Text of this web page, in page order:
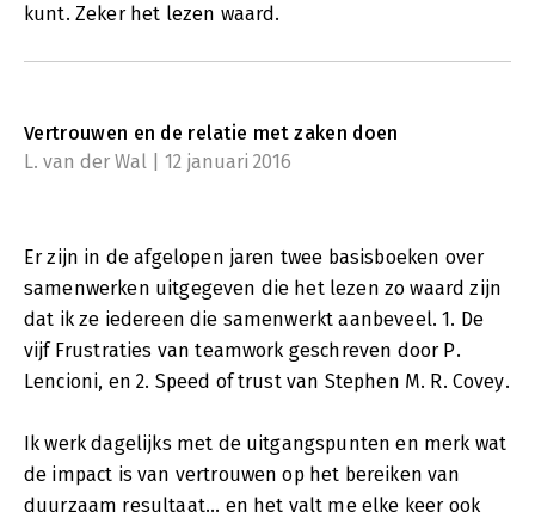
kunt. Zeker het lezen waard.
Vertrouwen en de relatie met zaken doen
L. van der Wal | 12 januari 2016
Er zijn in de afgelopen jaren twee basisboeken over
samenwerken uitgegeven die het lezen zo waard zijn
dat ik ze iedereen die samenwerkt aanbeveel. 1. De
vijf Frustraties van teamwork geschreven door P.
Lencioni, en 2. Speed of trust van Stephen M. R. Covey.
Ik werk dagelijks met de uitgangspunten en merk wat
de impact is van vertrouwen op het bereiken van
duurzaam resultaat... en het valt me elke keer ook